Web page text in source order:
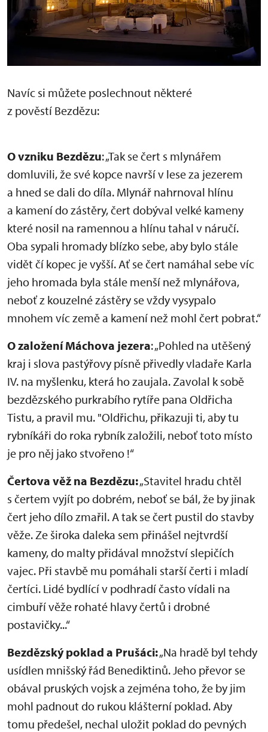
Navíc si můžete poslechnout některé
z pověstí Bezdězu:
O vzniku Bezdězu: „Tak se čert s mlynářem
domluvili, že své kopce navrší v lese za jezerem
a hned se dali do díla. Mlynář nahrnoval hlínu
a kamení do zástěry, čert dobýval velké kameny
které nosil na ramennou a hlínu tahal v náručí.
Oba sypali hromady blízko sebe, aby bylo stále
vidět čí kopec je vyšší. Ať se čert namáhal sebe víc
jeho hromada byla stále menší než mlynářova,
neboť z kouzelné zástěry se vždy vysypalo
mnohem víc země a kamení než mohl čert pobrat.“
O založení Máchova jezera: „Pohled na utěšený
kraj i slova pastýřovy písně přivedly vladaře Karla
IV. na myšlenku, která ho zaujala. Zavolal k sobě
bezdězského purkrabího rytíře pana Oldřicha
Tistu, a pravil mu. "Oldřichu, přikazuji ti, aby tu
rybníkáři do roka rybník založili, neboť toto místo
je pro něj jako stvořeno !“
Čertova věž na Bezdězu:„Stavitel hradu chtěl
s čertem vyjít po dobrém, neboť se bál, že by jinak
čert jeho dílo zmařil. A tak se čert pustil do stavby
věže. Ze široka daleka sem přinášel nejtvrdší
kameny, do malty přidával množství slepičích
vajec. Při stavbě mu pomáhali starší čerti i mladí
čertíci. Lidé bydlící v podhradí často vídali na
cimbuří věže rohaté hlavy čertů i drobné
postavičky...“
Bezdězský poklad a Prušáci:„Na hradě byl tehdy
usídlen mnišský řád Benediktinů. Jeho převor se
obával pruských vojsk a zejména toho, že by jim
mohl padnout do rukou klášterní poklad. Aby
tomu předešel, nechal uložit poklad do pevných